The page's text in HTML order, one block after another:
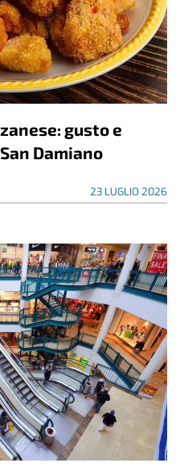
gusto e
Damiano
23 LUGLIO 2026